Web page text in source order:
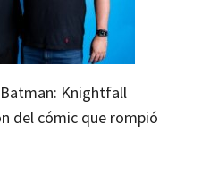
Batman: Knightfall
del cómic que rompió